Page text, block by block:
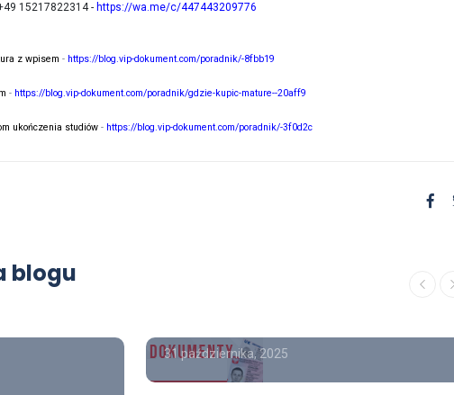
15217822314 - https://wa.me/c/447443209776
z wpisem - https://blog.vip-dokument.com/poradnik/-8fbb19
- https://blog.vip-dokument.com/poradnik/gdzie-kupic-mature--20aff9
ukończenia studiów - https://blog.vip-dokument.com/poradnik/-3f0d2c
blogu
wpisem , Kup prawo jazdy
31 października, 2025